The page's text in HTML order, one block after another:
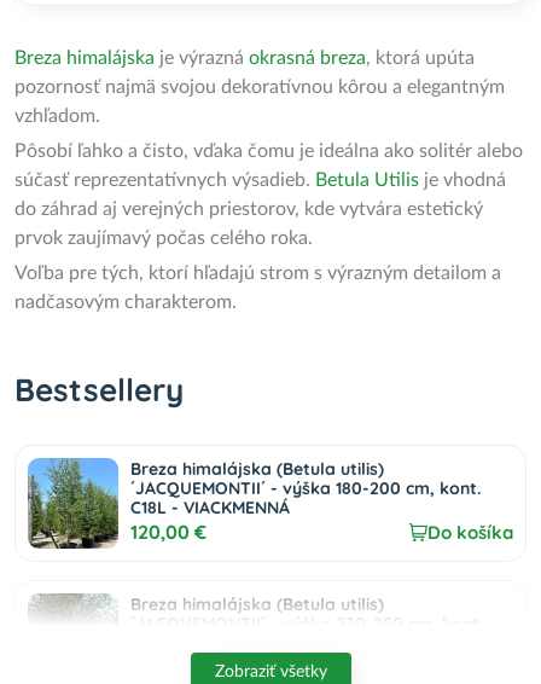
Breza himalájska je výrazná okrasná breza, ktorá upúta
pozornosť najmä svojou dekoratívnou kôrou a elegantným
vzhľadom.
Pôsobí ľahko a čisto, vďaka čomu je ideálna ako solitér alebo
súčasť reprezentatívnych výsadieb. Betula Utilis je vhodná
do záhrad aj verejných priestorov, kde vytvára estetický
prvok zaujímavý počas celého roka.
Voľba pre tých, ktorí hľadajú strom s výrazným detailom a
nadčasovým charakterom.
Bestsellery
Breza himalájska (Betula utilis)
´JACQUEMONTII´ - výška 180-200 cm, kont.
C18L - VIACKMENNÁ
120,00 € Do košíka
Breza himalájska (Betula utilis)
´JACQUEMONTII´ - výška 230-250 cm, kont.
Zobraziť všetky